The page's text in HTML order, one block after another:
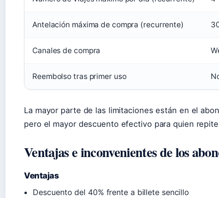
Antelación máxima de compra (recurrente)
Canales de compra
Reembolso tras primer uso
La mayor parte de las limitaciones están en el
pero el mayor descuento efectivo para quien
Ventajas e inconvenientes de los
Ventajas
Descuento del 40% frente a billete sencillo